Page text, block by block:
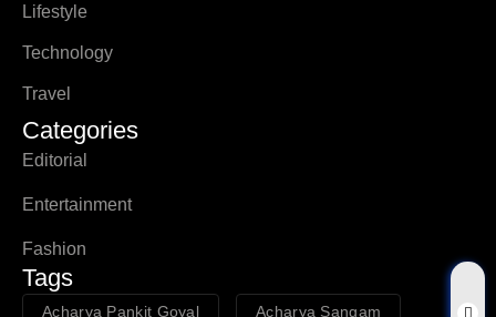
Lifestyle
Technology
Travel
Categories
Editorial
Entertainment
Fashion
Tags
Acharya Pankit Goyal Acharya Sangam